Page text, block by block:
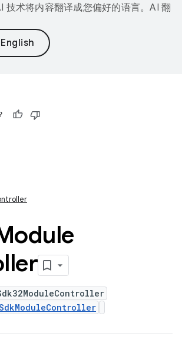
技术将内容翻译成您偏好的语言。AI 翻